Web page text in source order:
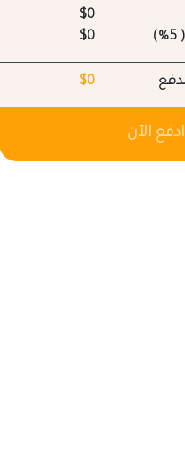
$0
$0
$0
ادفع الآن